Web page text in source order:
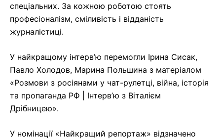
спеціальних. За кожною роботою стоять
професіоналізм, сміливість і відданість
журналістиці.
У найкращому інтерв’ю перемогли Ірина Сисак,
Павло Холодов, Марина Польшина з матеріалом
«Розмови з росіянами у чат-рулетці, війна, історія
та пропаганда РФ | Інтерв’ю з Віталієм
Дрібницею».
У номінації «Найкращий репортаж» відзначено